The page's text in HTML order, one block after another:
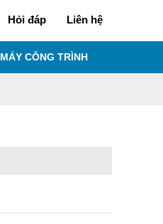
Hỏi đáp Liên hệ
MÁY CÔNG TRÌNH